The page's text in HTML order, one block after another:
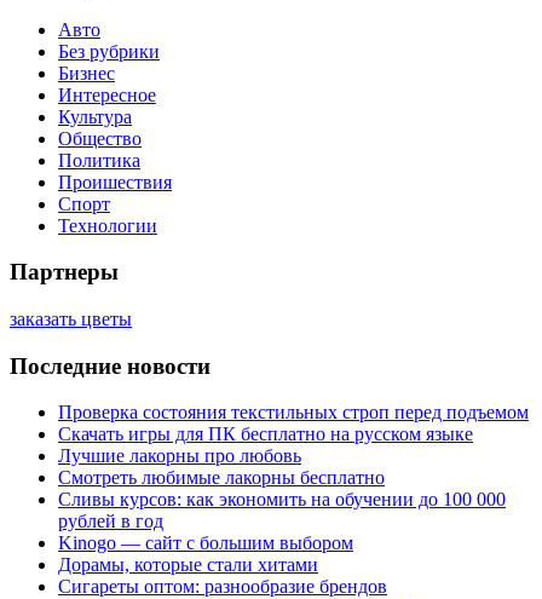
Авто
Без рубрики
Бизнес
Интересное
Культура
Общество
Политика
Проишествия
Спорт
Технологии
Партнеры
заказать цветы
Последние новости
Проверка состояния текстильных строп перед подъемом
Скачать игры для ПК бесплатно на русском языке
Лучшие лакорны про любовь
Смотреть любимые лакорны бесплатно
Сливы курсов: как экономить на обучении до 100 000
рублей в год
Kinogo — сайт с большим выбором
Дорамы, которые стали хитами
Сигареты оптом: разнообразие брендов